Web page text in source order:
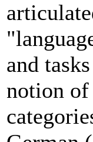
and
notion of